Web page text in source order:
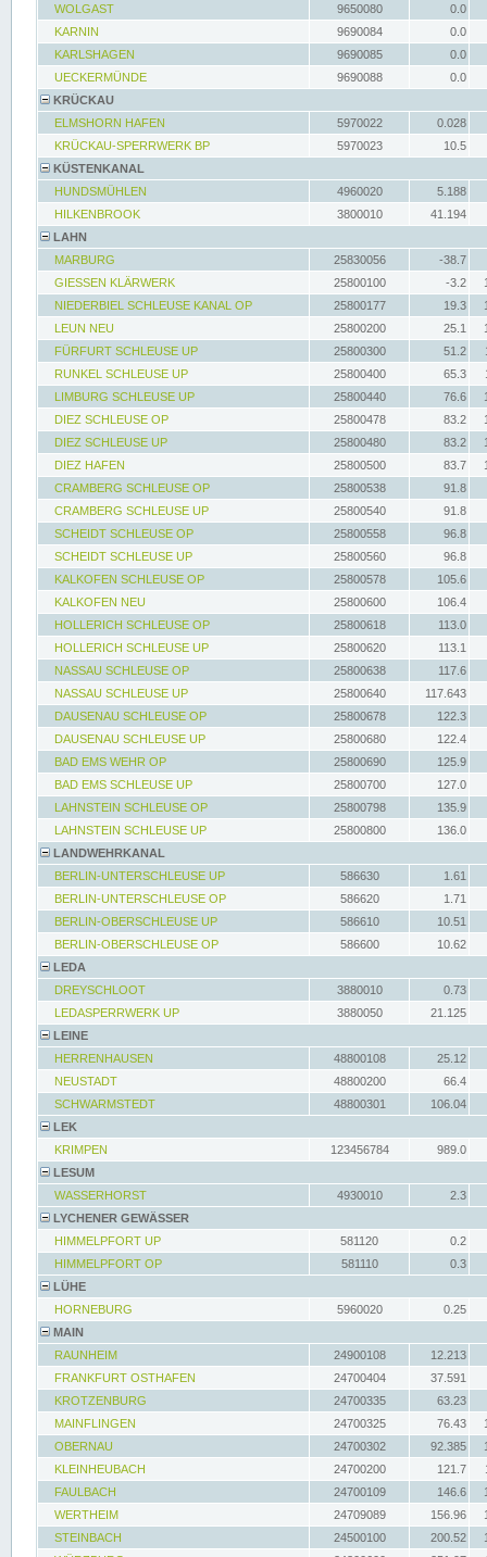
WOLGAST
9650080
0.0
KARNIN
9690084
0.0
KARLSHAGEN
9690085
0.0
UECKERMÜNDE
9690088
0.0
KRÜCKAU
ELMSHORN HAFEN
5970022
0.028
KRÜCKAU-SPERRWERK BP
5970023
10.5
KÜSTENKANAL
HUNDSMÜHLEN
4960020
5.188
HILKENBROOK
3800010
41.194
LAHN
MARBURG
25830056
-38.7
GIESSEN KLÄRWERK
25800100 -3.2
NIEDERBIEL SCHLEUSE KANAL OP
25800177 19.3
LEUN NEU
25800200 25.1
FÜRFURT SCHLEUSE UP
25800300 51.2
RUNKEL SCHLEUSE UP
25800400 65.3
LIMBURG SCHLEUSE UP
25800440 76.6
DIEZ SCHLEUSE OP
25800478 83.2
DIEZ SCHLEUSE UP
25800480 83.2
DIEZ HAFEN
25800500 83.7
CRAMBERG SCHLEUSE OP
25800538
91.8
CRAMBERG SCHLEUSE UP
25800540
91.8
SCHEIDT SCHLEUSE OP
25800558
96.8
SCHEIDT SCHLEUSE UP
25800560
96.8
KALKOFEN SCHLEUSE OP
25800578
105.6
KALKOFEN NEU
25800600
106.4
HOLLERICH SCHLEUSE OP
25800618
113.0
HOLLERICH SCHLEUSE UP
25800620
113.1
NASSAU SCHLEUSE OP
25800638
117.6
NASSAU SCHLEUSE UP
25800640
117.643
DAUSENAU SCHLEUSE OP
25800678
122.3
DAUSENAU SCHLEUSE UP
25800680
122.4
BAD EMS WEHR OP
25800690
125.9
BAD EMS SCHLEUSE UP
25800700
127.0
LAHNSTEIN SCHLEUSE OP
25800798
135.9
LAHNSTEIN SCHLEUSE UP
25800800
136.0
LANDWEHRKANAL
BERLIN-UNTERSCHLEUSE UP
586630
1.61
BERLIN-UNTERSCHLEUSE OP
586620
1.71
BERLIN-OBERSCHLEUSE UP
586610
10.51
BERLIN-OBERSCHLEUSE OP
586600
10.62
LEDA
DREYSCHLOOT
3880010
0.73
LEDASPERRWERK UP
3880050
21.125
LEINE
HERRENHAUSEN
48800108
25.12
NEUSTADT
48800200
66.4
SCHWARMSTEDT
48800301
106.04
LEK
KRIMPEN
123456784
989.0
LESUM
WASSERHORST
4930010
2.3
LYCHENER GEWÄSSER
HIMMELPFORT UP
581120
0.2
HIMMELPFORT OP
581110
0.3
LÜHE
HORNEBURG
5960020
0.25
MAIN
RAUNHEIM
24900108
12.213
FRANKFURT OSTHAFEN
24700404
37.591
KROTZENBURG
24700335
63.23
MAINFLINGEN
24700325 76.43
OBERNAU
24700302 92.385
KLEINHEUBACH
24700200 121.7
FAULBACH
24700109 146.6
WERTHEIM
24709089 156.96
STEINBACH
24500100 200.52